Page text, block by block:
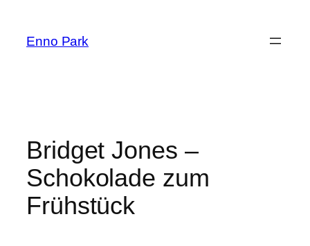
springen
Enno Park
Bridget Jones –
Schokolade zum
Frühstück